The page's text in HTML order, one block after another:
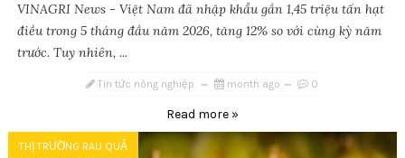
VINAGRI News - Việt Nam đã nhập khẩu gần 1,45 triệu tấn hạt
điều trong 5 tháng đầu năm 2026, tăng 12% so với cùng kỳ năm
trước. Tuy nhiên, ...
Tin tức nông nghiệp month ago 0
Read more »
THỊ TRƯỜNG RAU QUẢ